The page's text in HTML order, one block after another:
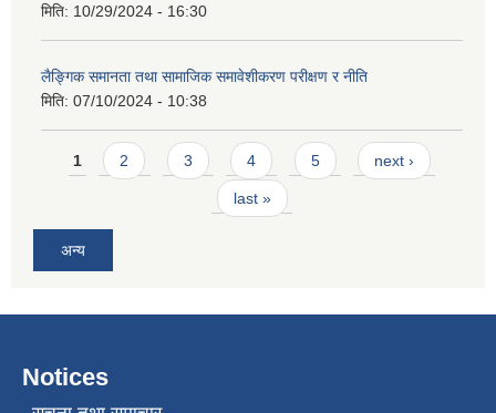
मिति: 10/29/2024 - 16:30
लैङ्गिक समानता तथा सामाजिक समावेशीकरण परीक्षण र नीति
मिति: 07/10/2024 - 10:38
Pages
1 2 3 4 5 next ›
last »
अन्य
Notices